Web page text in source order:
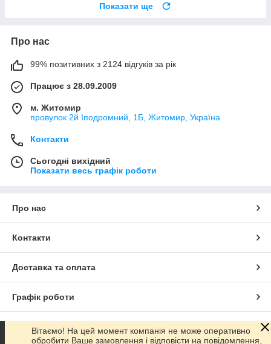
Показати ще
Про нас
99% позитивних з 2124 відгуків за рік
Працює з 28.09.2009
м. Житомир
провулок 2й Іподромний, 1Б, Житомир, Україна
Контакти
Сьогодні вихідний
Показати весь графік роботи
Про нас
Контакти
Доставка та оплата
Графік роботи
Повна версія сайту
Вітаємо! На цей момент компанія не може оперативно
обробити Ваше замовлення і відповісти на повідомлення,